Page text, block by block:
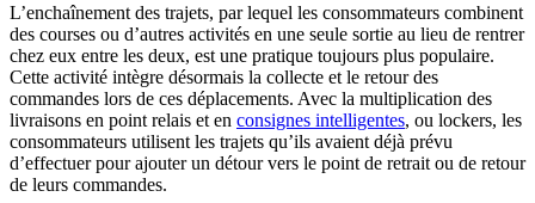
L’enchaînement des trajets, par lequel les consommateurs combinent
des courses ou d’autres activités en une seule sortie au lieu de rentrer
chez eux entre les deux, est une pratique toujours plus populaire.
Cette activité intègre désormais la collecte et le retour des
commandes lors de ces déplacements. Avec la multiplication des
livraisons en point relais et en consignes intelligentes, ou lockers, les
consommateurs utilisent les trajets qu’ils avaient déjà prévu
d’effectuer pour ajouter un détour vers le point de retrait ou de retour
de leurs commandes.